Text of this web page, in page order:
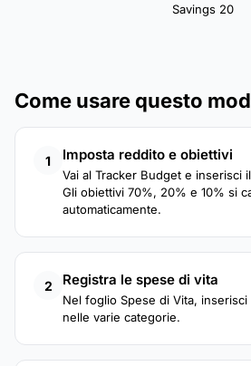
Savings 20
Come usare questo
1 Imposta reddito e obiettivi
Vai al Tracker Budget e inserisci
Gli obiettivi 70%, 20% e 10% si
automaticamente.
2 Registra le spese di vita
Nel foglio Spese di Vita,
nelle varie categorie.